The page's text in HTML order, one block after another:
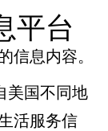
平台
信息内容。
美国不同地
活服务信